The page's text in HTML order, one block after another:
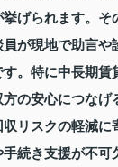
げられます。
が現地で助言や
。特に中長期
の安心につな
リスクの軽減に
続き支援が不